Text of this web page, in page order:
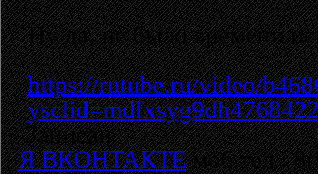
Ну да, не было времени
https://rutube.ru/video/
Записан
Я ВКОНТАКТЕмоб.тел.: